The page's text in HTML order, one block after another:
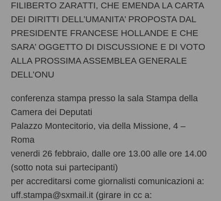
FILIBERTO ZARATTI, CHE EMENDA LA CARTA
DEI DIRITTI DELL’UMANITA’ PROPOSTA DAL
PRESIDENTE FRANCESE HOLLANDE E CHE
SARA’ OGGETTO DI DISCUSSIONE E DI VOTO
ALLA PROSSIMA ASSEMBLEA GENERALE
DELL’ONU
conferenza stampa presso la sala Stampa della
Camera dei Deputati
Palazzo Montecitorio, via della Missione, 4 –
Roma
venerdi 26 febbraio, dalle ore 13.00 alle ore 14.00
(sotto nota sui partecipanti)
per accreditarsi come giornalisti comunicazioni a:
uff.stampa@sxmail.it (girare in cc a: